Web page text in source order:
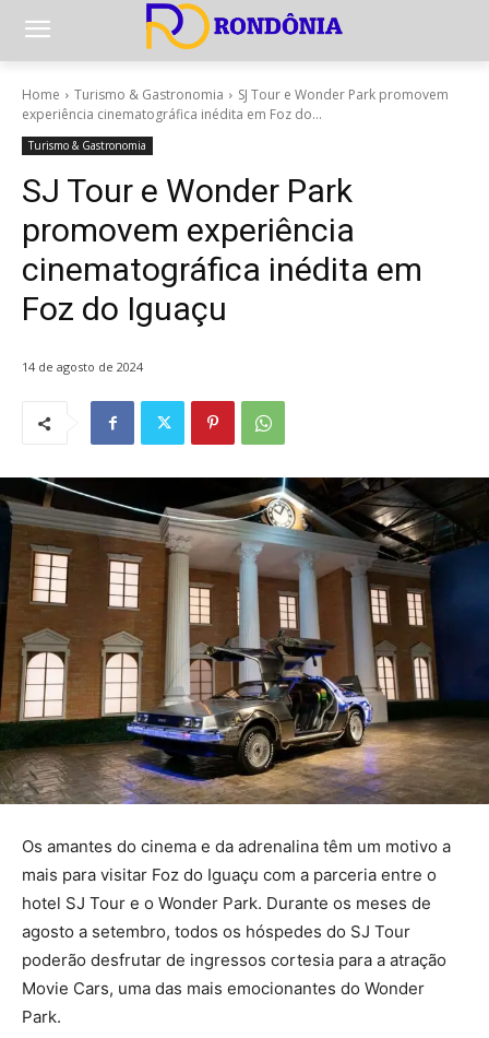
Home Turismo & Gastronomia
SJ Tour e Wonder Park promovem
experiência cinematográfica inédita em Foz do...
Turismo & Gastronomia
SJ Tour e Wonder Park
promovem experiência
cinematográfica inédita em
Foz do Iguaçu
14 de agosto de 2024
Os amantes do cinema e da adrenalina têm um motivo a
mais para visitar Foz do Iguaçu com a parceria entre o
hotel SJ Tour e o Wonder Park. Durante os meses de
agosto a setembro, todos os hóspedes do SJ Tour
poderão desfrutar de ingressos cortesia para a atração
Movie Cars, uma das mais emocionantes do Wonder
Park.